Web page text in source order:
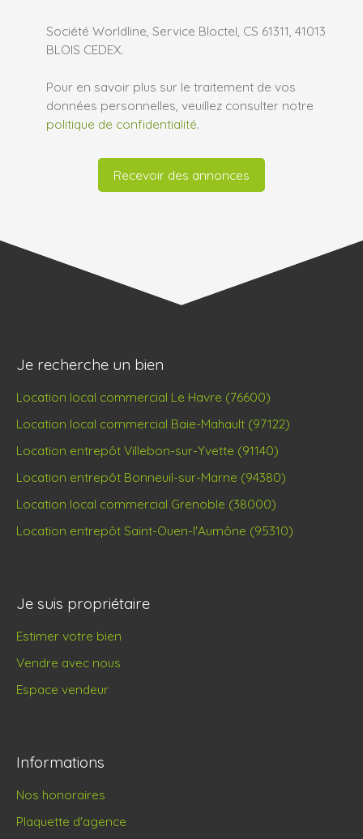
Société Worldline, Service Bloctel, CS 61311, 41013
BLOIS CEDEX.
Pour en savoir plus sur le traitement de vos
données personnelles, veuillez consulter notre
politique de confidentialité.
Recevoir des annonces
Je recherche un bien
Location local commercial Le Havre (76600)
Location local commercial Baie-Mahault (97122)
Location entrepôt Villebon-sur-Yvette (91140)
Location entrepôt Bonneuil-sur-Marne (94380)
Location local commercial Grenoble (38000)
Location entrepôt Saint-Ouen-l'Aumône (95310)
Je suis propriétaire
Estimer votre bien
Vendre avec nous
Espace vendeur
Informations
Nos honoraires
Plaquette d'agence